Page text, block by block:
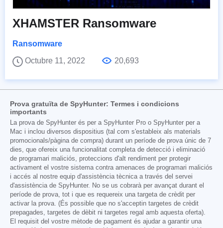
XHAMSTER Ransomware
Ransomware
Octubre 11, 2022
20,693
Prova gratuïta de SpyHunter: Termes i condicions
importants
La prova de SpyHunter és per a SpyHunter Pro o SpyHunter per a
Mac i inclou diversos dispositius (tal com s'estableix als materials
promocionals/pàgina de compra) durant un període de prova únic de 7
dies, que ofereix una funcionalitat completa de detecció i eliminació
de programari maliciós, proteccions d'alt rendiment per protegir
activament el vostre sistema contra amenaces de programari maliciós
i accés al nostre equip d'assistència tècnica a través del servei
d'assistència de SpyHunter. No se us cobrarà per avançat durant el
període de prova, tot i que es requereix una targeta de crèdit per
activar la prova. (És possible que no s'acceptin targetes de crèdit
prepagades, targetes de dèbit ni targetes regal amb aquesta oferta).
El requisit del vostre mètode de pagament és ajudar a garantir una